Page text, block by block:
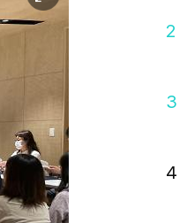
미
2
3
4